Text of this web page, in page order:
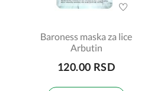
Baroness maska za lice
Arbutin
120.00 RSD